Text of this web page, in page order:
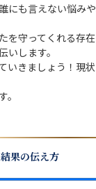
にも言えない悩み
を守ってくれる存
いします。
いきましょう！現
結果の伝え方